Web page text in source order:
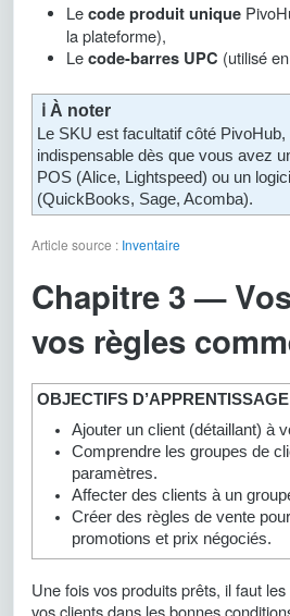
Lecode produit unique
la plateforme),
Lecode-barres UPC (utilisé
ℹ️ À noter
Le SKU est facultatif côté
indispensable dès que vous avez
POS (Alice, Lightspeed) ou un
(QuickBooks, Sage, Acomba).
Article source : Inventaire
Chapitre 3 —
vos règles
OBJECTIFS D’APPRENTISSAGE
Ajouter un client (détaillant) à
Comprendre les groupes de
paramètres.
Affecter des clients à un
Créer des règles de vente
promotions et prix négociés.
Une fois vos produits prêts, il faut
vos clients dans les bonnes